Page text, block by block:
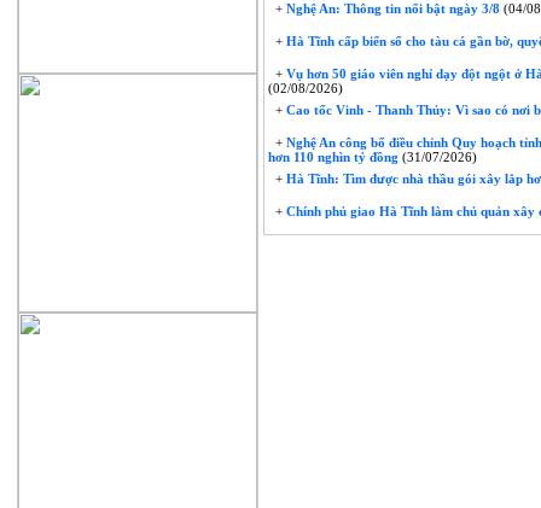
+ Nghệ An: Thông tin nổi bật ngày 3/8 (04/
+ Hà Tĩnh cấp biển số cho tàu cá gần bờ,
+ Vụ hơn 50 giáo viên nghỉ dạy đột ngột ở
(02/08/2026)
+ Cao tốc Vinh - Thanh Thủy: Vì sao có nơi
+ Nghệ An công bố điều chỉnh Quy hoạch
hơn 110 nghìn tỷ đồng (31/07/2026)
+ Hà Tĩnh: Tìm được nhà thầu gói xây lắp
+ Chính phủ giao Hà Tĩnh làm chủ quản xây